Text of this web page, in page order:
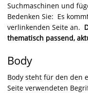
Suchmaschinen und
Bedenken Sie: Es
verlinkenden Seite an.
thematisch passend,
Body
Body steht für den den
Seite verwendeten